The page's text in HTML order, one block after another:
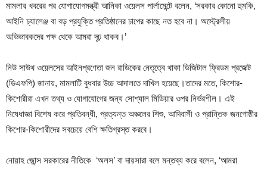
মামলার খবরের পর যোগাযোগমন্ত্রী আনিকা ওয়েলস পার্লামেন্টে বলেন, ‘সরকার কোনো হুমকি,
আইনি চ্যালেঞ্জ বা বড় প্রযুক্তি প্রতিষ্ঠানের চাপের কাছে নত হবে না। অস্ট্রেলীয়
অভিভাবকদের পক্ষ থেকে আমরা দৃঢ় থাকব।’
নিউ সাউথ ওয়েলসের আইনপ্রণেতা জন রাডিকের নেতৃত্বে থাকা ডিজিটাল ফ্রিডম প্রজেক্ট
(ডিএফপি) জানায়, মামলাটি বুধবার উচ্চ আদালতে দাখিল হয়েছে।তাদের মতে, কিশোর-
কিশোরীরা এখন তথ্য ও যোগাযোগের জন্য সোশ্যাল মিডিয়ার ওপর নির্ভরশীল। এই
নিষেধাজ্ঞা বিশেষ করে প্রতিবন্ধী, প্রত্যন্ত অঞ্চলের শিশু, আদিবাসী ও প্রান্তিক জনগোষ্ঠীর
কিশোর-কিশোরীদের সবচেয়ে বেশি ক্ষতিগ্রস্ত করবে।
নোয়াহ জোন্স সরকারের নীতিকে ‘অলস’ বা দায়সারা বলে মন্তব্য করে বলেন, ‘আমরা